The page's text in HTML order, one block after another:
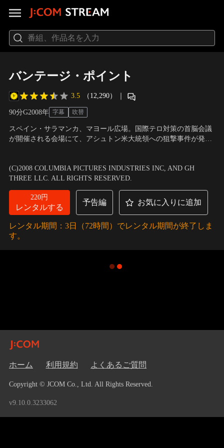
バンテージ・ポイント
3.5 （12,290） ｜
90分G2008年 字幕 吹替
スペイン・サラマンカ、マヨール広場。国際テロ対策の首脳会議
が開催される会場にて、アシュトン米大統領への狙撃事件が発
ト・サービスのトーマス・バーンズは、事件の裏に隠された真相
をたった一人で追い始めるが…。
(C)2008 COLUMBIA PICTURES INDUSTRIES INC, AND GH
THREE LLC. ALL RIGHTS RESERVED.
220円
レンタルする
予告編 お気に入りに追加
レンタル期間：3日（72時間）でレンタル期間が終了しま
す。
ホーム 利用規約 よくあるご質問
Copyright © JCOM Co., Ltd. All Rights Reserved.
v9.10.0.3233062